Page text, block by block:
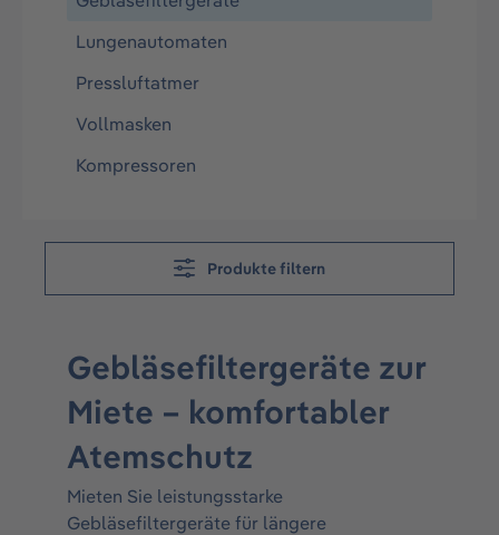
Lungenautomaten
Pressluftatmer
Vollmasken
Kompressoren
Produkte filtern
Gebläsefiltergeräte zur
Miete – komfortabler
Atemschutz
Mieten Sie leistungsstarke
Gebläsefiltergeräte für längere